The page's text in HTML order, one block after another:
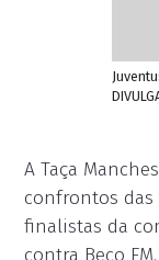
A Taça
confrontos das
finalistas da
contra Beco FM.